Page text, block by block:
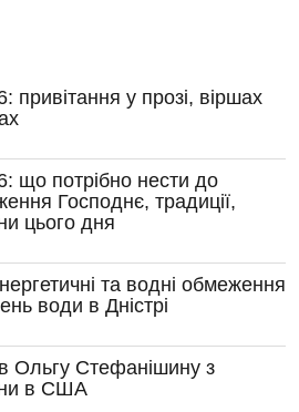
у прозі, віршах
що потрібно нести до
Господнє, традиції,
цього дня
та водні обмеження
води в Дністрі
Ольгу Стефанішину з
в США